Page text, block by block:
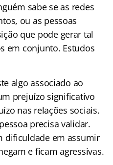
sabe se as redes
ou as pessoas
que pode gerar tal
em conjunto. Estudos
algo associado ao
prejuízo significativo
nas relações sociais.
precisa validar.
dificuldade em assumir
e ficam agressivas.